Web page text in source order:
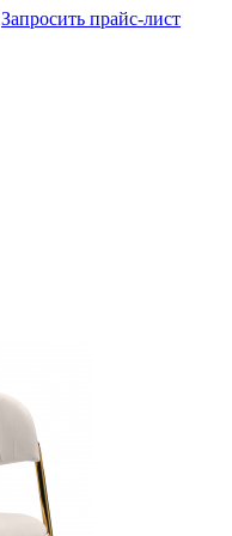
Запросить прайс-лист